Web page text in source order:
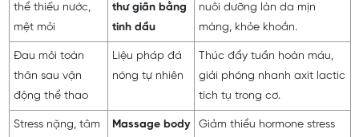
thể thiếu nước,
mệt mỏi
thư giãn bằng
tinh dầu
nuôi dưỡng làn da mịn
màng, khỏe khoắn.
Đau mỏi toàn
thân sau vận
động thể thao
Liệu pháp đá
nóng tự nhiên
Thúc đẩy tuần hoàn máu,
giải phóng nhanh axit lactic
tích tụ trong cơ.
Stress nặng, tâm
Massage body
Giảm thiểu hormone stress